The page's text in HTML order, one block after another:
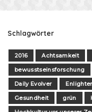
Schlagwörter
2016 Achtsamkeit
bewusstseinsforschung
Daily Evolver
Gesundheit
grün